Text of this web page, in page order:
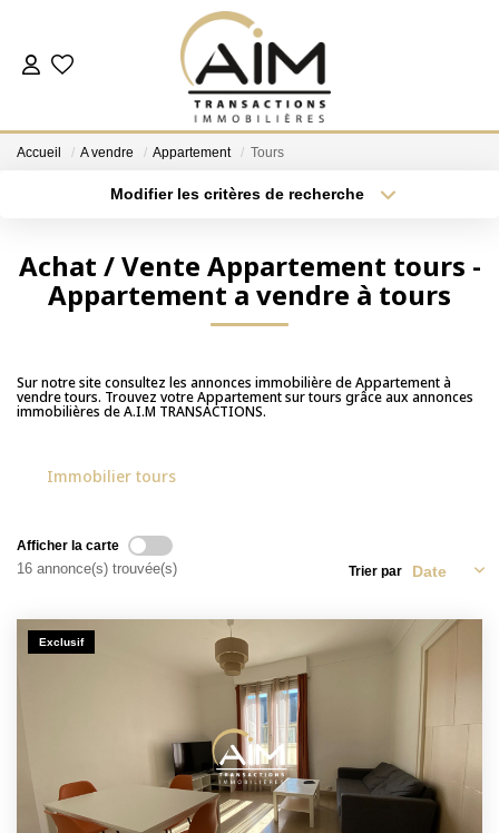
ACHETER
Les Agences
Nous Rejoindre
Nos Témoignages
MON COMPTE
Accueil A vendre Appartement Tours
Modifier les critères de recherche
Surface min Budget max
Achat / Vente Appartement tours -
Appartement a vendre à tours
Sur notre site consultez les annonces immobilière de Appartement à
vendre tours. Trouvez votre Appartement sur tours grâce aux annonces
immobilières de A.I.M TRANSACTIONS.
Immobilier tours
Afficher la carte
16 annonce(s) trouvée(s) Trier par
Exclusif